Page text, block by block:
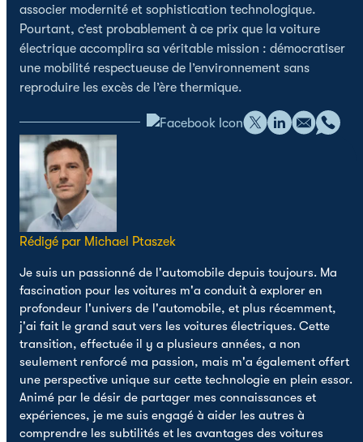
associer modernité et sophistication technologique.
Pourtant, c’est probablement à ce prix que la voiture
électrique accomplira sa véritable mission : démocratiser
une mobilité respectueuse de l’environnement sans
reproduire les excès de l’ère thermique.
Rédigé par Michael Ptaszek
Je suis un passionné de l'automobile depuis toujours. Ma
fascination pour les voitures m'a conduit à explorer en
profondeur l'univers de l'automobile, et plus récemment,
j'ai fait le grand saut vers les voitures électriques. Cette
transition, effectuée il y a plusieurs années, a non
seulement renforcé ma passion, mais m'a également offert
une perspective unique sur cette technologie en plein essor.
Animé par le désir de partager mes connaissances et
expériences, je me suis engagé à aider les autres à
comprendre les subtilités et les avantages des voitures